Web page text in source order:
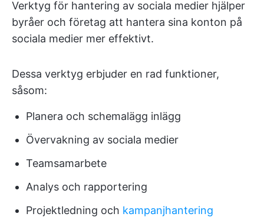
Verktyg för hantering av sociala medier hjälper
byråer och företag att hantera sina konton på
sociala medier mer effektivt.
Dessa verktyg erbjuder en rad funktioner,
såsom:
Planera och schemalägg inlägg
Övervakning av sociala medier
Teamsamarbete
Analys och rapportering
Projektledning och kampanjhantering